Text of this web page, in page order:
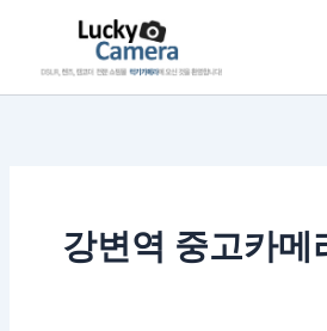
로
강변역 중고카메